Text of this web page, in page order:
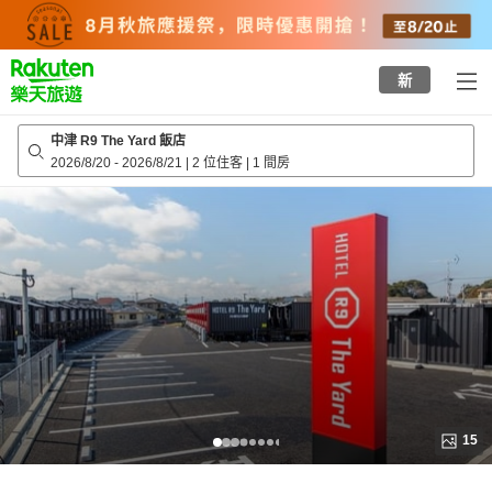
top
page
新
中津 R9 The Yard 飯店
2026/8/20 - 2026/8/21 | 2 位住客 | 1 間房
15